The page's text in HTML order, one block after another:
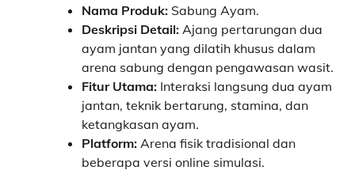
Nama Produk: Sabung Ayam.
Deskripsi Detail: Ajang pertarungan dua
ayam jantan yang dilatih khusus dalam
arena sabung dengan pengawasan wasit.
Fitur Utama: Interaksi langsung dua ayam
jantan, teknik bertarung, stamina, dan
ketangkasan ayam.
Platform: Arena fisik tradisional dan
beberapa versi online simulasi.